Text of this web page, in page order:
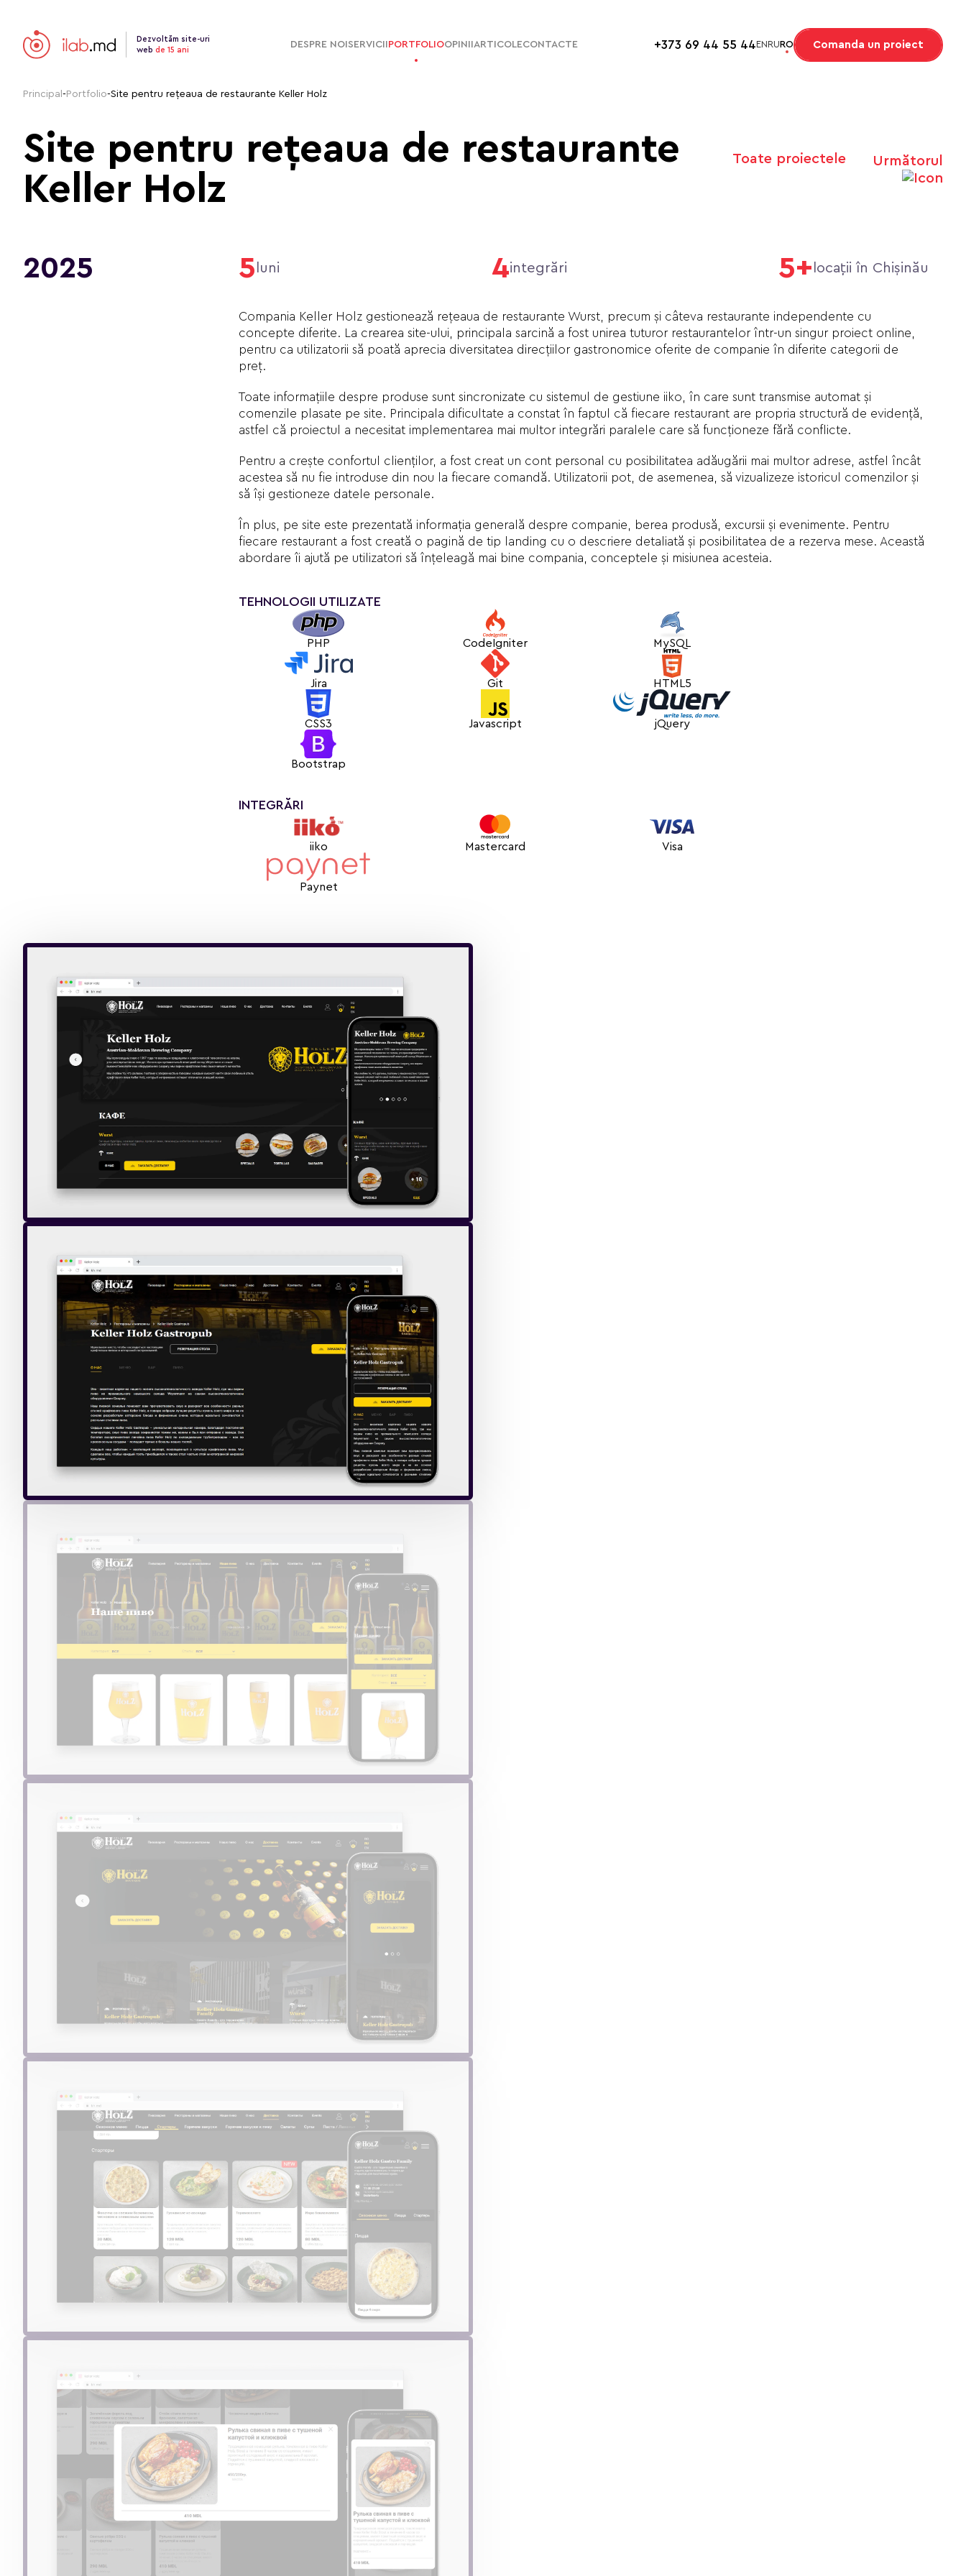
Dezvoltăm site-uri
web de 15 ani
DESPRE NOISERVICIIPORTFOLIOOPINIIARTICOLECONTACTE +373 69 44 55 44ENRURO Comanda un proiect
Principal - Portfolio-Site pentru rețeaua de restaurante Keller Holz
Site pentru rețeaua de restaurante
Keller Holz
Toate proiectele Următorul
2025 5 luni 4integrări 5+ locații în Chișinău
Compania Keller Holz gestionează rețeaua de restaurante Wurst, precum și câteva restaurante independente cu
concepte diferite. La crearea site-ului, principala sarcină a fost unirea tuturor restaurantelor într-un singur proiect online,
pentru ca utilizatorii să poată aprecia diversitatea direcțiilor gastronomice oferite de companie în diferite categorii de
preț.
Toate informațiile despre produse sunt sincronizate cu sistemul de gestiune iiko, în care sunt transmise automat și
comenzile plasate pe site. Principala dificultate a constat în faptul că fiecare restaurant are propria structură de evidență,
astfel că proiectul a necesitat implementarea mai multor integrări paralele care să funcționeze fără conflicte.
Pentru a crește confortul clienților, a fost creat un cont personal cu posibilitatea adăugării mai multor adrese, astfel încât
acestea să nu fie introduse din nou la fiecare comandă. Utilizatorii pot, de asemenea, să vizualizeze istoricul comenzilor și
să își gestioneze datele personale.
În plus, pe site este prezentată informația generală despre companie, berea produsă, excursii și evenimente. Pentru
fiecare restaurant a fost creată o pagină de tip landing cu o descriere detaliată și posibilitatea de a rezerva mese. Această
abordare îi ajută pe utilizatori să înțeleagă mai bine compania, conceptele și misiunea acesteia.
TEHNOLOGII UTILIZATE
PHP CodeIgniter MySQL
Jira Git HTML5
CSS3 Javascript jQuery
Bootstrap
INTEGRĂRI
iiko Mastercard Visa
Paynet